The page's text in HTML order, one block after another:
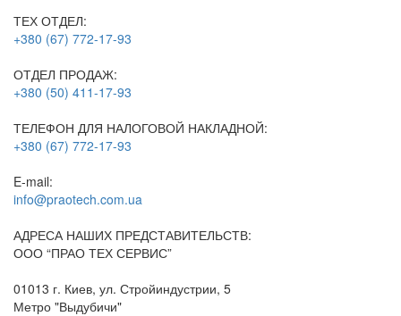
ТЕХ ОТДЕЛ:
+380 (67) 772-17-93
ОТДЕЛ ПРОДАЖ:
+380 (50) 411-17-93
ТЕЛЕФОН ДЛЯ НАЛОГОВОЙ НАКЛАДНОЙ:
+380 (67) 772-17-93
E-mail:
info@praotech.com.ua
АДРЕСА НАШИХ ПРЕДСТАВИТЕЛЬСТВ:
ООО “ПРАО ТЕХ СЕРВИС”
01013 г. Киев, ул. Стройиндустрии, 5
Метро "Выдубичи"